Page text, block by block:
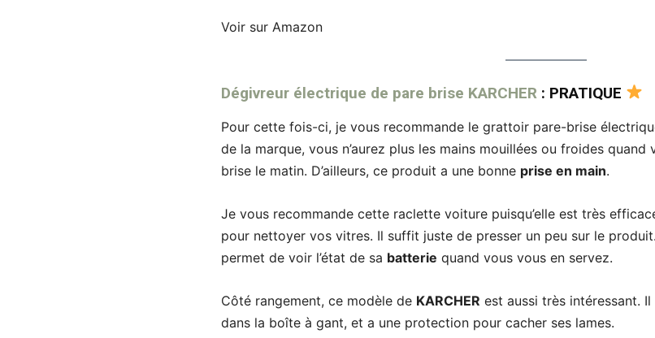
Voir sur Amazon
Dégivreur électrique de pare brise KARCHER : PRATIQUE
Pour cette fois-ci, je vous recommande le grattoir pare-brise
de la marque, vous n’aurez plus les mains mouillées ou froides
brise le matin. D’ailleurs, ce produit a une bonne prise en main.
Je vous recommande cette raclette voiture puisqu’elle est très
pour nettoyer vos vitres. Il suffit juste de presser un peu sur le
permet de voir l’état de sa batterie quand vous vous en servez.
Côté rangement, ce modèle de KARCHER est aussi très intéressant.
dans la boîte à gant, et a une protection pour cacher ses lames.